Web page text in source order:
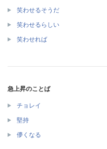
笑わせるそうだ
笑わせるらしい
笑わせれば
急上昇のことば
チョレイ
堅持
儚くなる